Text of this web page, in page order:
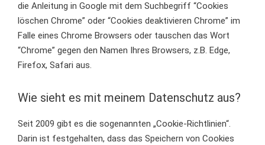
die Anleitung in Google mit dem Suchbegriff “Cookies
löschen Chrome” oder “Cookies deaktivieren Chrome” im
Falle eines Chrome Browsers oder tauschen das Wort
“Chrome” gegen den Namen Ihres Browsers, z.B. Edge,
Firefox, Safari aus.
Wie sieht es mit meinem Datenschutz aus?
Seit 2009 gibt es die sogenannten „Cookie-Richtlinien“.
Darin ist festgehalten, dass das Speichern von Cookies